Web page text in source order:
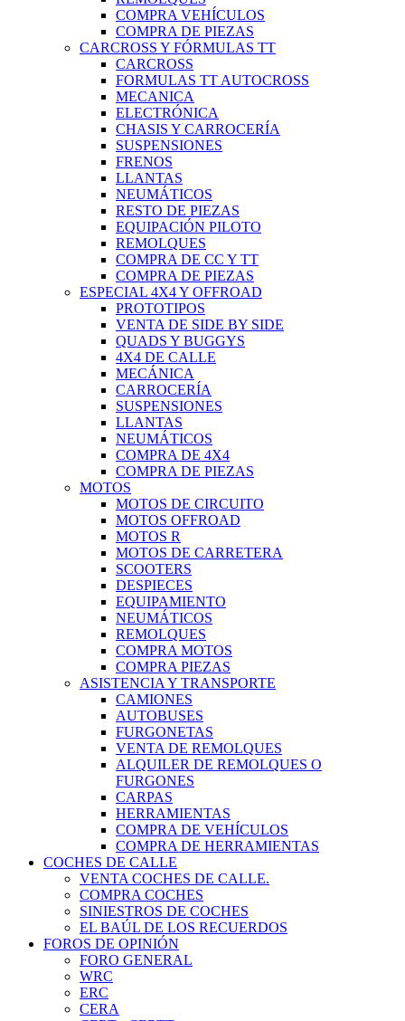
COMPRA VEHÍCULOS
COMPRA DE PIEZAS
CARCROSS Y FÓRMULAS TT
CARCROSS
FORMULAS TT AUTOCROSS
MECANICA
ELECTRÓNICA
CHASIS Y CARROCERÍA
SUSPENSIONES
FRENOS
LLANTAS
NEUMÁTICOS
RESTO DE PIEZAS
EQUIPACIÓN PILOTO
REMOLQUES
COMPRA DE CC Y TT
COMPRA DE PIEZAS
ESPECIAL 4X4 Y OFFROAD
PROTOTIPOS
VENTA DE SIDE BY SIDE
QUADS Y BUGGYS
4X4 DE CALLE
MECÁNICA
CARROCERÍA
SUSPENSIONES
LLANTAS
NEUMÁTICOS
COMPRA DE 4X4
COMPRA DE PIEZAS
MOTOS
MOTOS DE CIRCUITO
MOTOS OFFROAD
MOTOS R
MOTOS DE CARRETERA
SCOOTERS
DESPIECES
EQUIPAMIENTO
NEUMÁTICOS
REMOLQUES
COMPRA MOTOS
COMPRA PIEZAS
ASISTENCIA Y TRANSPORTE
CAMIONES
AUTOBUSES
FURGONETAS
VENTA DE REMOLQUES
ALQUILER DE REMOLQUES O
FURGONES
CARPAS
HERRAMIENTAS
COMPRA DE VEHÍCULOS
COMPRA DE HERRAMIENTAS
COCHES DE CALLE
VENTA COCHES DE CALLE.
COMPRA COCHES
SINIESTROS DE COCHES
EL BAÚL DE LOS RECUERDOS
FOROS DE OPINIÓN
FORO GENERAL
WRC
ERC
CERA